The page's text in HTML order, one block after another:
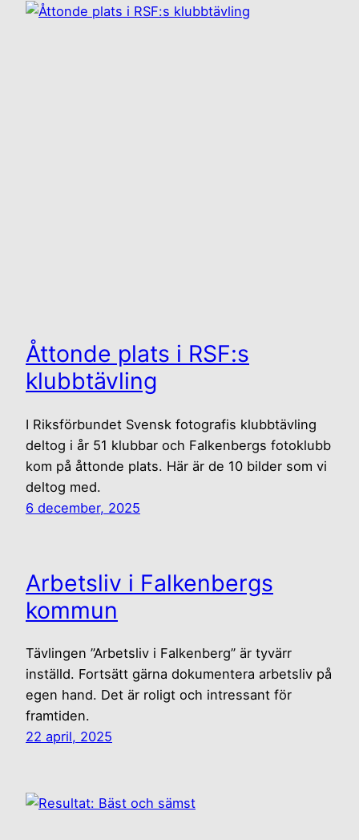
Åttonde plats i RSF:s
klubbtävling
I Riksförbundet Svensk fotografis klubbtävling
deltog i år 51 klubbar och Falkenbergs fotoklubb
kom på åttonde plats. Här är de 10 bilder som vi
deltog med.
6 december, 2025
Arbetsliv i Falkenbergs
kommun
Tävlingen ”Arbetsliv i Falkenberg” är tyvärr
inställd. Fortsätt gärna dokumentera arbetsliv på
egen hand. Det är roligt och intressant för
framtiden.
22 april, 2025